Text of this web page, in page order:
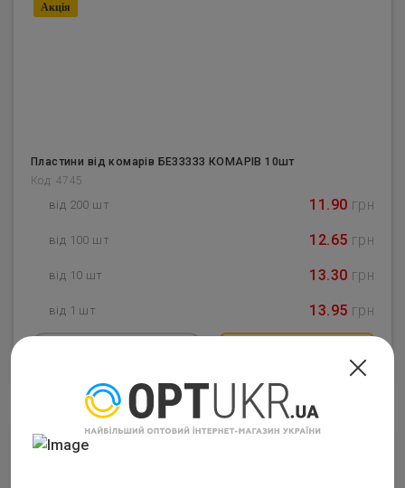
Пластини від комарів БЕЗЗЗЗЗ КОМАРІВ 10шт
Код: 4745
від 200 шт 11.90 грн
від 100 шт 12.65 грн
від 10 шт 13.30 грн
від 1 шт 13.95 грн
Акцiя
Закінчився